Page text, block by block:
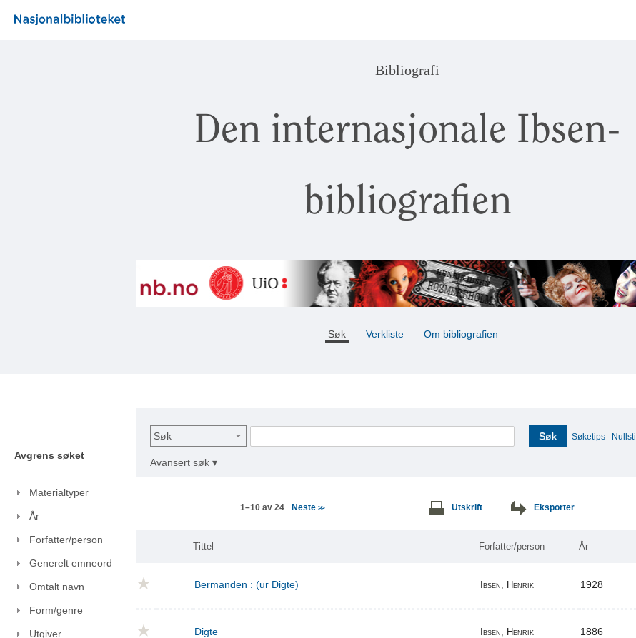
Bibliografi
Den internasjonale Ibsen-
bibliografien
Søk Verkliste Om bibliografien
Avgrens søket
Materialtyper
År
Forfatter/person
Generelt emneord
Omtalt navn
Form/genre
Utgiver
Søk Søk Søketips Nullstill
Avansert søk ▾
1–10 av 24 Neste>> Utskrift Eksporter
Tittel Forfatter/person År
Bermanden : (ur Digte) Ibsen, Henrik 1928
Digte Ibsen, Henrik 1886